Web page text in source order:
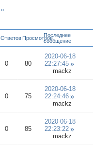
»
Ответов ПросмотровПоследнее
сообщение
0 80
2020-06-18
22:27:45
mackz
0 75
2020-06-18
22:24:46
mackz
0 85
2020-06-18
22:23:22
mackz